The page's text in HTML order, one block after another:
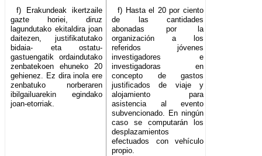
f) Erakundeak ikertzaile
gazte horiei, diruz
lagundutako ekitaldira joan
daitezen, justifikatutako
bidaia- eta ostatu-
gastuengatik ordaindutako
zenbatekoen ehuneko 20
gehienez. Ez dira inola ere
zenbatuko norberaren
ibilgailuarekin egindako
joan-etorriak.
f) Hasta el 20 por ciento
de las cantidades
abonadas por la
organización a los
referidos jóvenes
investigadores e
investigadoras en
concepto de gastos
justificados de viaje y
alojamiento para
asistencia al evento
subvencionado. En ningún
caso se computarán los
desplazamientos
efectuados con vehículo
propio.